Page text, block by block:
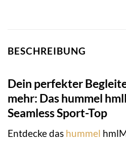
BESCHREIBUNG
Dein perfekter
mehr: Das hummel
Seamless Sport-Top
Entdecke das hummel